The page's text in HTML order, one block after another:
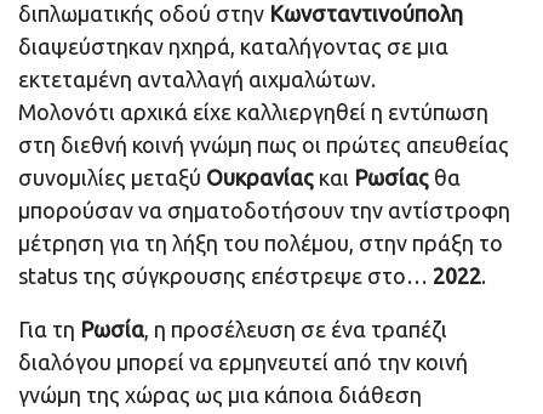
διπλωματικής οδού στην Κωνσταντινούπολη
διαψεύστηκαν ηχηρά, καταλήγοντας σε μια
εκτεταμένη ανταλλαγή αιχμαλώτων.
Μολονότι αρχικά είχε καλλιεργηθεί η εντύπωση
στη διεθνή κοινή γνώμη πως οι πρώτες απευθείας
συνομιλίες μεταξύ Ουκρανίας και Ρωσίας θα
μπορούσαν να σηματοδοτήσουν την αντίστροφη
μέτρηση για τη λήξη του πολέμου, στην πράξη το
status της σύγκρουσης επέστρεψε στο… 2022.
Για τη Ρωσία, η προσέλευση σε ένα τραπέζι
διαλόγου μπορεί να ερμηνευτεί από την κοινή
γνώμη της χώρας ως μια κάποια διάθεση